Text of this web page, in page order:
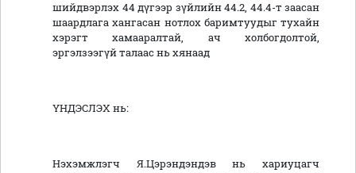
шийдвэрлэх 44 дүгээр зүйлийн 44.2, 44.4-т заасан
шаардлага хангасан нотлох баримтуудыг тухайн
хэрэгт хамааралтай, ач холбогдолтой,
эргэлзээгүй талаас нь хянаад
ҮНДЭСЛЭХ нь:
Нэхэмжлэгч Я.Цэрэндэндэв нь хариуцагч